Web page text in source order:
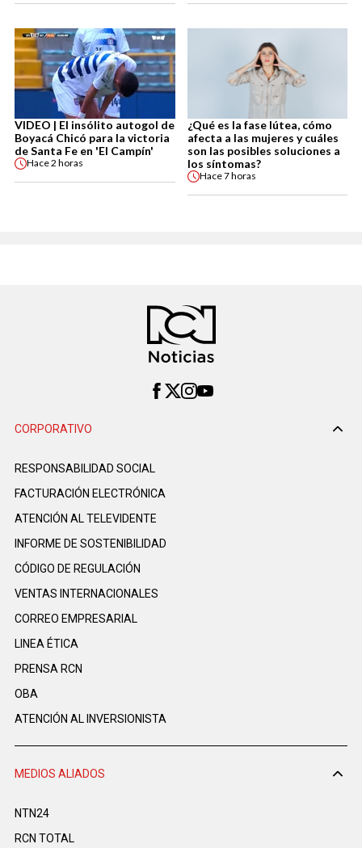
VIDEO | El insólito autogol de
Boyacá Chicó para la victoria
de Santa Fe en 'El Campín'
Hace2 horas
¿Qué es la fase lútea, cómo
afecta a las mujeres y cuáles
son las posibles soluciones a
los síntomas?
Hace7 horas
CORPORATIVO
RESPONSABILIDAD SOCIAL
FACTURACIÓN ELECTRÓNICA
ATENCIÓN AL TELEVIDENTE
INFORME DE SOSTENIBILIDAD
CÓDIGO DE REGULACIÓN
VENTAS INTERNACIONALES
CORREO EMPRESARIAL
LINEA ÉTICA
PRENSA RCN
OBA
ATENCIÓN AL INVERSIONISTA
MEDIOS ALIADOS
NTN24
RCN TOTAL